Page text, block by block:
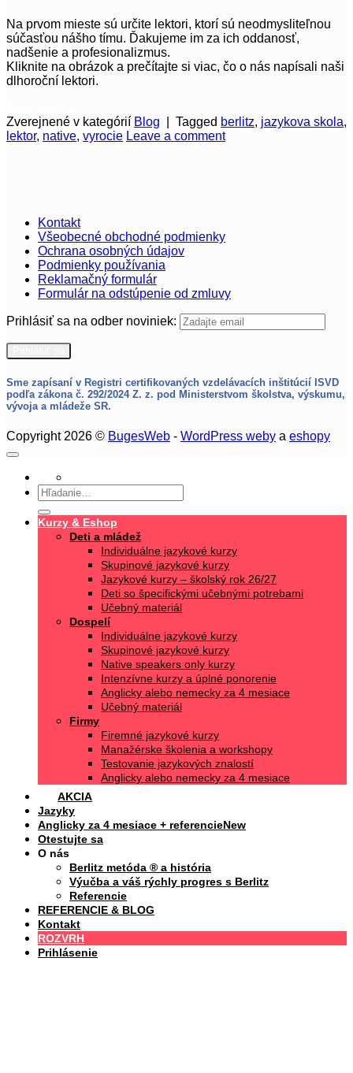
Na prvom mieste sú určite lektori, ktorí sú neodmysliteľnou
súčasťou nášho tímu. Ďakujeme im za ich oddanosť,
nadšenie a profesionalizmus.
Kliknite na obrázok a prečítajte si viac, čo o nás napísali naši
dlhoroční lektori.
Zverejnené v kategórií Blog Tagged berlitz, jazykova skola,
lektor, native, vyrocie Leave a comment
Kontakt
Všeobecné obchodné podmienky
Ochrana osobných údajov
Podmienky používania
Reklamačný formulár
Formulár na odstúpenie od zmluvy
Prihlásiť sa na odber noviniek:
Sme zapísaní v Registri certifikovaných vzdelávacích inštitúcií ISVD
podľa zákona č. 292/2024 Z. z. pod Ministerstvom školstva, výskumu,
vývoja a mládeže SR.
Copyright 2026 © BugesWeb - WordPress weby a eshopy
Hľadať:
Kurzy & Eshop
Deti a mládež
Individuálne jazykové kurzy
Skupinové jazykové kurzy
Jazykové kurzy – školský rok 26/27
Deti so špecifickými učebnými potrebami
Učebný materiál
Dospelí
Individuálne jazykové kurzy
Skupinové jazykové kurzy
Native speakers only kurzy
Intenzívne kurzy a úplné ponorenie
Anglicky alebo nemecky za 4 mesiace
Učebný materiál
Firmy
Firemné jazykové kurzy
Manažérske školenia a workshopy
Testovanie jazykových znalostí
Anglicky alebo nemecky za 4 mesiace
AKCIA
Jazyky
Anglicky za 4 mesiace + referencie
Otestujte sa
O nás
Berlitz metóda ® a história
Výučba a váš rýchly progres s Berlitz
Referencie
REFERENCIE & BLOG
Kontakt
ROZVRH
Prihlásenie